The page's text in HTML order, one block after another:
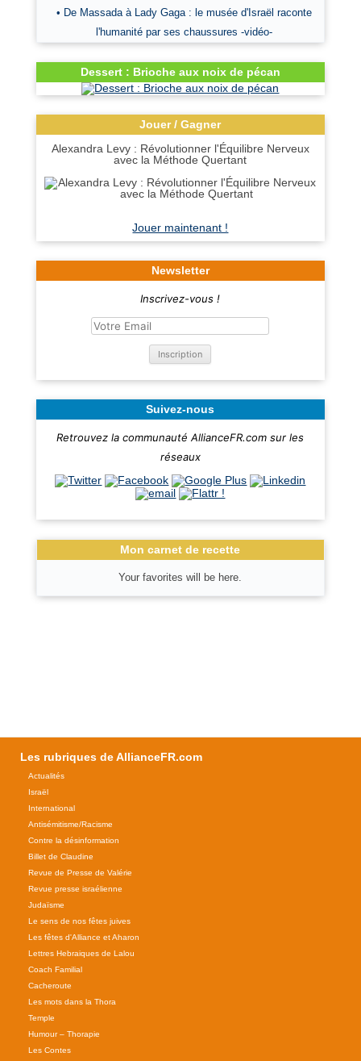
• De Massada à Lady Gaga : le musée d'Israël raconte
l'humanité par ses chaussures -vidéo-
Dessert : Brioche aux noix de pécan
Jouer / Gagner
Alexandra Levy : Révolutionner l'Équilibre Nerveux
avec la Méthode Quertant
Jouer maintenant !
Newsletter
Inscrivez-vous !
Suivez-nous
Retrouvez la communauté AllianceFR.com sur les
réseaux
Mon carnet de recette
Your favorites will be here.
Les rubriques de AllianceFR.com
Actualités
Israël
International
Antisémitisme/Racisme
Contre la désinformation
Billet de Claudine
Revue de Presse de Valérie
Revue presse israélienne
Judaïsme
Le sens de nos fêtes juives
Les fêtes d'Alliance et Aharon
Lettres Hebraiques de Lalou
Coach Familial
Cacheroute
Les mots dans la Thora
Temple
Humour – Thorapie
Les Contes